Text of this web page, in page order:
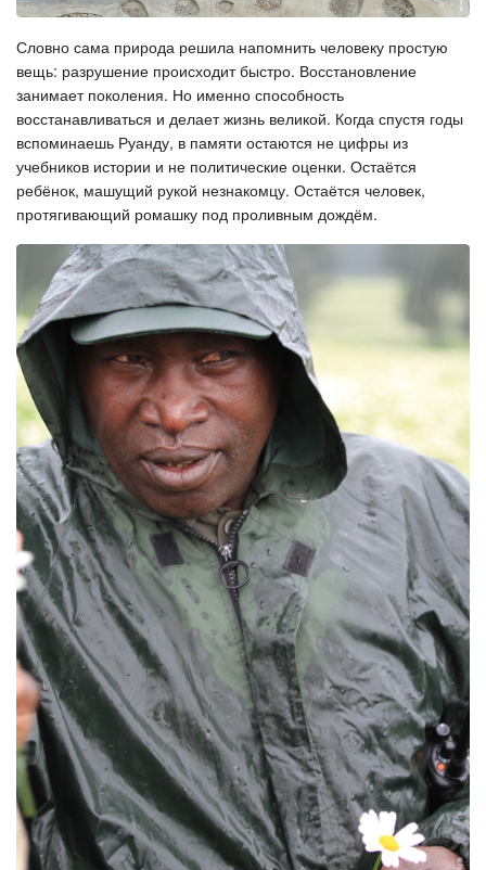
Словно сама природа решила напомнить человеку простую
вещь: разрушение происходит быстро. Восстановление
занимает поколения. Но именно способность
восстанавливаться и делает жизнь великой. Когда спустя годы
вспоминаешь Руанду, в памяти остаются не цифры из
учебников истории и не политические оценки. Остаётся
ребёнок, машущий рукой незнакомцу. Остаётся человек,
протягивающий ромашку под проливным дождём.